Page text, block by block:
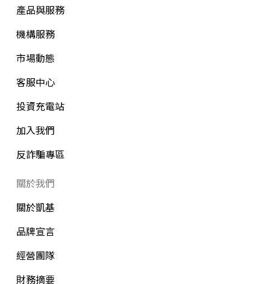
產品與服務
機構服務
市場動態
客服中心
投資充電站
加入我們
反詐騙專區
關於我們
關於凱基
品牌宣言
經營團隊
財務摘要